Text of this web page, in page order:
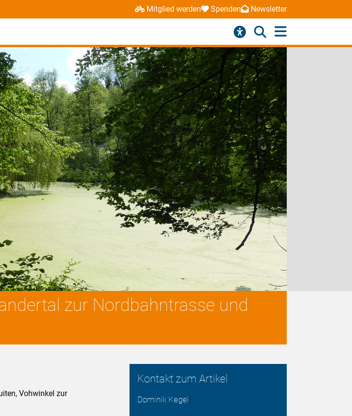
Mitglied werden Spenden Newsletter
zur Nordbahntrasse und
Kontakt zum Artikel
Dominik Kegel
Vohwinkel zur